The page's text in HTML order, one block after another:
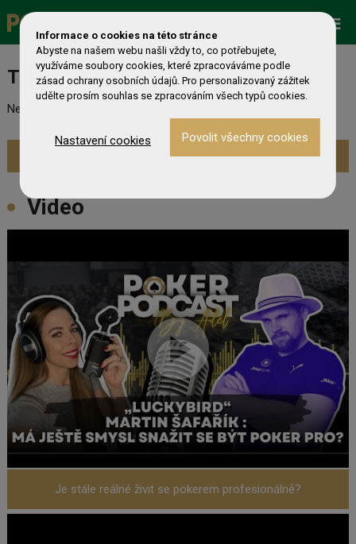
Turnaj nebyl nalezen
Nebyl nalezen odpovídající turnaj. Prevděpodobně již skončil.
Zobrazit aktuální turnaje »
Video
Je stále reálné živit se pokerem profesionálně?
Informace o cookies na této stránce
Abyste na našem webu našli vždy to, co potřebujete,
využíváme soubory cookies, které zpracováváme podle
zásad ochrany osobních údajů. Pro personalizovaný zážitek
udělte prosím souhlas se zpracováním všech typů cookies.
Nastavení cookies